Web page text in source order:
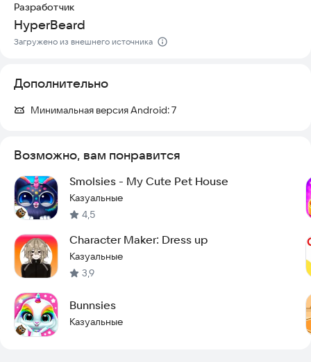
Разработчик
HyperBeard
Загружено из внешнего источника
Дополнительно
Минимальная версия Android:7
Возможно, вам понравится
Smolsies - My Cute Pet House
Казуальные
4,5
Character Maker: Dress up
Казуальные
3,9
Bunnsies
Казуальные